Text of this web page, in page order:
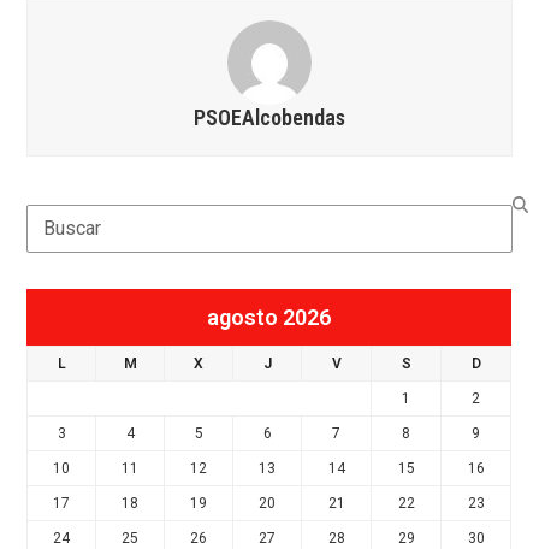
PSOEAlcobendas
Search
agosto 2026
L M X J V S D
1 2
3 4 5 6 7 8 9
10 11 12 13 14 15 16
17 18 19 20 21 22 23
24 25 26 27 28 29 30